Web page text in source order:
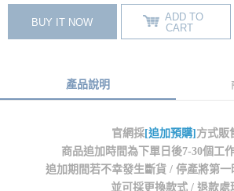
BUY IT NOW
ADD TO
CART
產品說明
官網採[追加預購] 方式販
商品追加時間為下單日後7-30個工
追加期間若不幸發生斷貨 / 停產將第
並可採更換款式 / 退款處